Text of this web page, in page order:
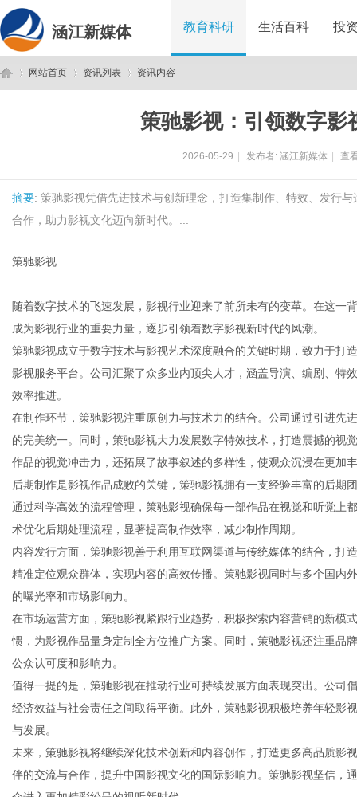
涵江新媒体 教育科研 生活百科 投
网站首页 资讯列表 资讯内容
策驰影视：引领数字影
2026-05-29 发布者: 涵江新媒体 查
摘要: 策驰影视凭借先进技术与创新理念，打造集制作、特效、发行
合作，助力影视文化迈向新时代。...
策驰影视
随着数字技术的飞速发展，影视行业迎来了前所未有的变革。在这一
成为影视行业的重要力量，逐步引领着数字影视新时代的风潮。
策驰影视成立于数字技术与影视艺术深度融合的关键时期，致力于打
影视服务平台。公司汇聚了众多业内顶尖人才，涵盖导演、编剧、特
效率推进。
在制作环节，策驰影视注重原创力与技术力的结合。公司通过引进先
的完美统一。同时，策驰影视大力发展数字特效技术，打造震撼的视
作品的视觉冲击力，还拓展了故事叙述的多样性，使观众沉浸在更加
后期制作是影视作品成败的关键，策驰影视拥有一支经验丰富的后期
通过科学高效的流程管理，策驰影视确保每一部作品在视觉和听觉上
术优化后期处理流程，显著提高制作效率，减少制作周期。
内容发行方面，策驰影视善于利用互联网渠道与传统媒体的结合，打
精准定位观众群体，实现内容的高效传播。策驰影视同时与多个国内
的曝光率和市场影响力。
在市场运营方面，策驰影视紧跟行业趋势，积极探索内容营销的新模
惯，为影视作品量身定制全方位推广方案。同时，策驰影视还注重品
公众认可度和影响力。
值得一提的是，策驰影视在推动行业可持续发展方面表现突出。公司
经济效益与社会责任之间取得平衡。此外，策驰影视积极培养年轻影
与发展。
未来，策驰影视将继续深化技术创新和内容创作，打造更多高品质影
伴的交流与合作，提升中国影视文化的国际影响力。策驰影视坚信，